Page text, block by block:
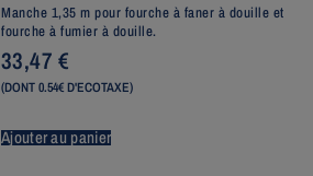
Manche 1,35 m pour fourche à faner à douille et
fourche à fumier à douille.
33,47€
(DONT 0.54€ D'ECOTAXE)
Ajouter au panier